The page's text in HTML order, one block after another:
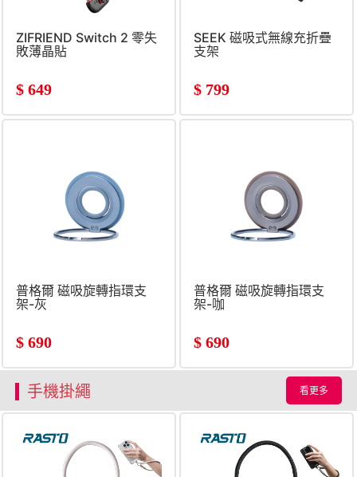
ZIFRIEND Switch 2 零失
敗薄晶貼
$ 649
SEEK 磁吸式無線充折疊
支架
$ 799
普格爾 磁吸旋轉指環支
架-灰
$ 690
普格爾 磁吸旋轉指環支
架-咖
$ 690
手機掛繩 看更多